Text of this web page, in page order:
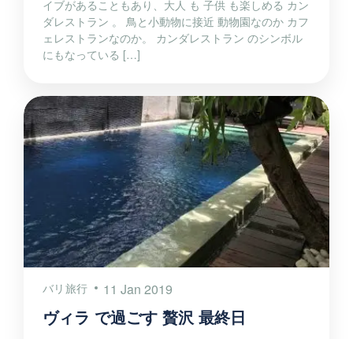
イブがあることもあり、大人 も 子供 も楽しめる カン
ダレストラン 。 鳥と小動物に接近 動物園なのか カフ
ェレストランなのか。 カンダレストラン のシンボル
にもなっている […]
バリ旅行 11 Jan 2019
ヴィラ で過ごす 贅沢 最終日